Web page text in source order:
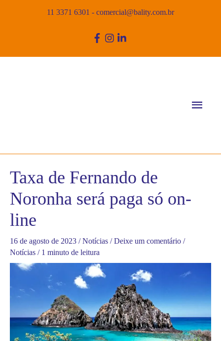
11 3371 6301 - comercial@bality.com.br
Taxa de Fernando de
Noronha será paga só on-
line
16 de agosto de 2023 /Notícias /Deixe um comentário /
Notícias / 1 minuto de leitura